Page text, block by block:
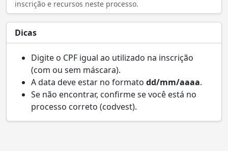
inscrição e recursos neste processo.
Dicas
Digite o CPF igual ao utilizado na inscrição
(com ou sem máscara).
A data deve estar no formato dd/mm/aaaa.
Se não encontrar, confirme se você está no
processo correto (codvest).